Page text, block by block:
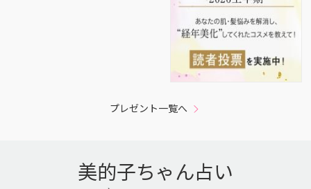
プレゼント一覧へ
美的子ちゃん占い